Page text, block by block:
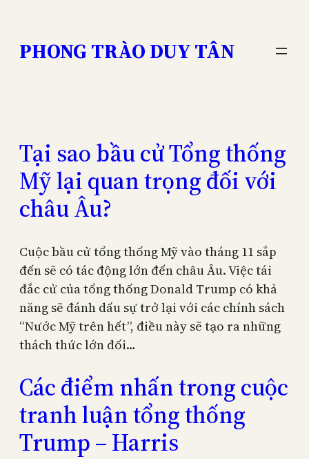
content
PHONG TRÀO DUY TÂN
Tại sao bầu cử Tổng thống
Mỹ lại quan trọng đối với
châu Âu?
Cuộc bầu cử tổng thống Mỹ vào tháng 11 sắp
đến sẽ có tác động lớn đến châu Âu. Việc tái
đắc cử của tổng thống Donald Trump có khả
năng sẽ đánh dấu sự trở lại với các chính sách
“Nước Mỹ trên hết”, điều này sẽ tạo ra những
thách thức lớn đối…
Các điểm nhấn trong cuộc
tranh luận tổng thống
Trump – Harris